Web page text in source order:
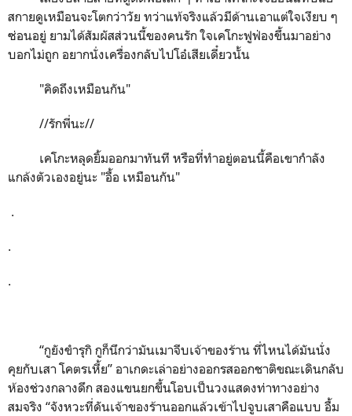
สกายดูเหมือนจะโตกว่าวัย ทว่าแท้จริงแล้วมีด้านเอาแต่ใจเงียบ ๆ
ซ่อนอยู่ ยามได้สัมผัสส่วนนี้ของคนรัก ใจเคโกะฟูฟ่องขึ้นมาอย่าง
บอกไม่ถูก อยากนั่งเครื่องกลับไปโอ๋เสียเดี๋ยวนั้น
"คิดถึงเหมือนกัน"
//รักพี่นะ//
เคโกะหลุดยิ้มออกมาทันที หรือที่ทำอยู่ตอนนี้คือเขากำลัง
แกล้งตัวเองอยู่นะ "อื้อ เหมือนกัน"
.
.
.
“กูยังขำรุกิ กูก็นึกว่ามันเมาจีบเจ้าของร้าน ที่ไหนได้มันนั่ง
คุยกับเสา โคตรเหี้ย” อาเกดะเล่าอย่างออกรสออกชาติขณะเดินกลับ
ห้องช่วงกลางดึก สองแขนยกขึ้นโอบเป็นวงแสดงท่าทางอย่าง
สมจริง “จังหวะที่ดันเจ้าของร้านออกแล้วเข้าไปจูบเสาคือแบบ อื้ม